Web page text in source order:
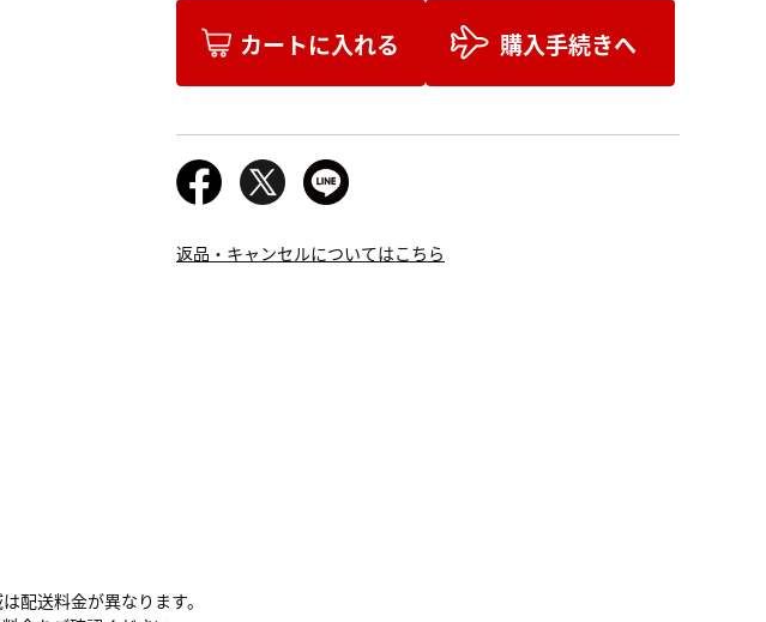
カートに入れる 購入手続きへ
返品・キャンセルについてはこちら
配送料金が異なります。